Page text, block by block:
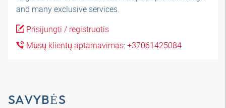
and many exclusive services.
Prisijungti / registruotis
Mūsų klientų aptarnavimas: +37061425084
SAVYBĖS